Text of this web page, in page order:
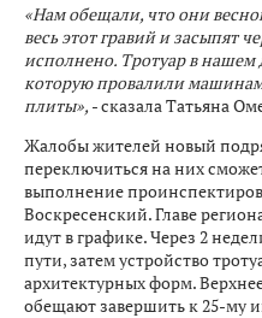
«Нам обещали, что они
весь этот гравий и засыпят
исполнено. Тротуар в нашем
которую провалили
плиты», - сказала Татьяна
Жалобы жителей новый
переключиться на них
выполнение
Воскресенский. Главе
идут в графике. Через 2
пути, затем устройство
архитектурных форм.
обещают завершить к 25-му